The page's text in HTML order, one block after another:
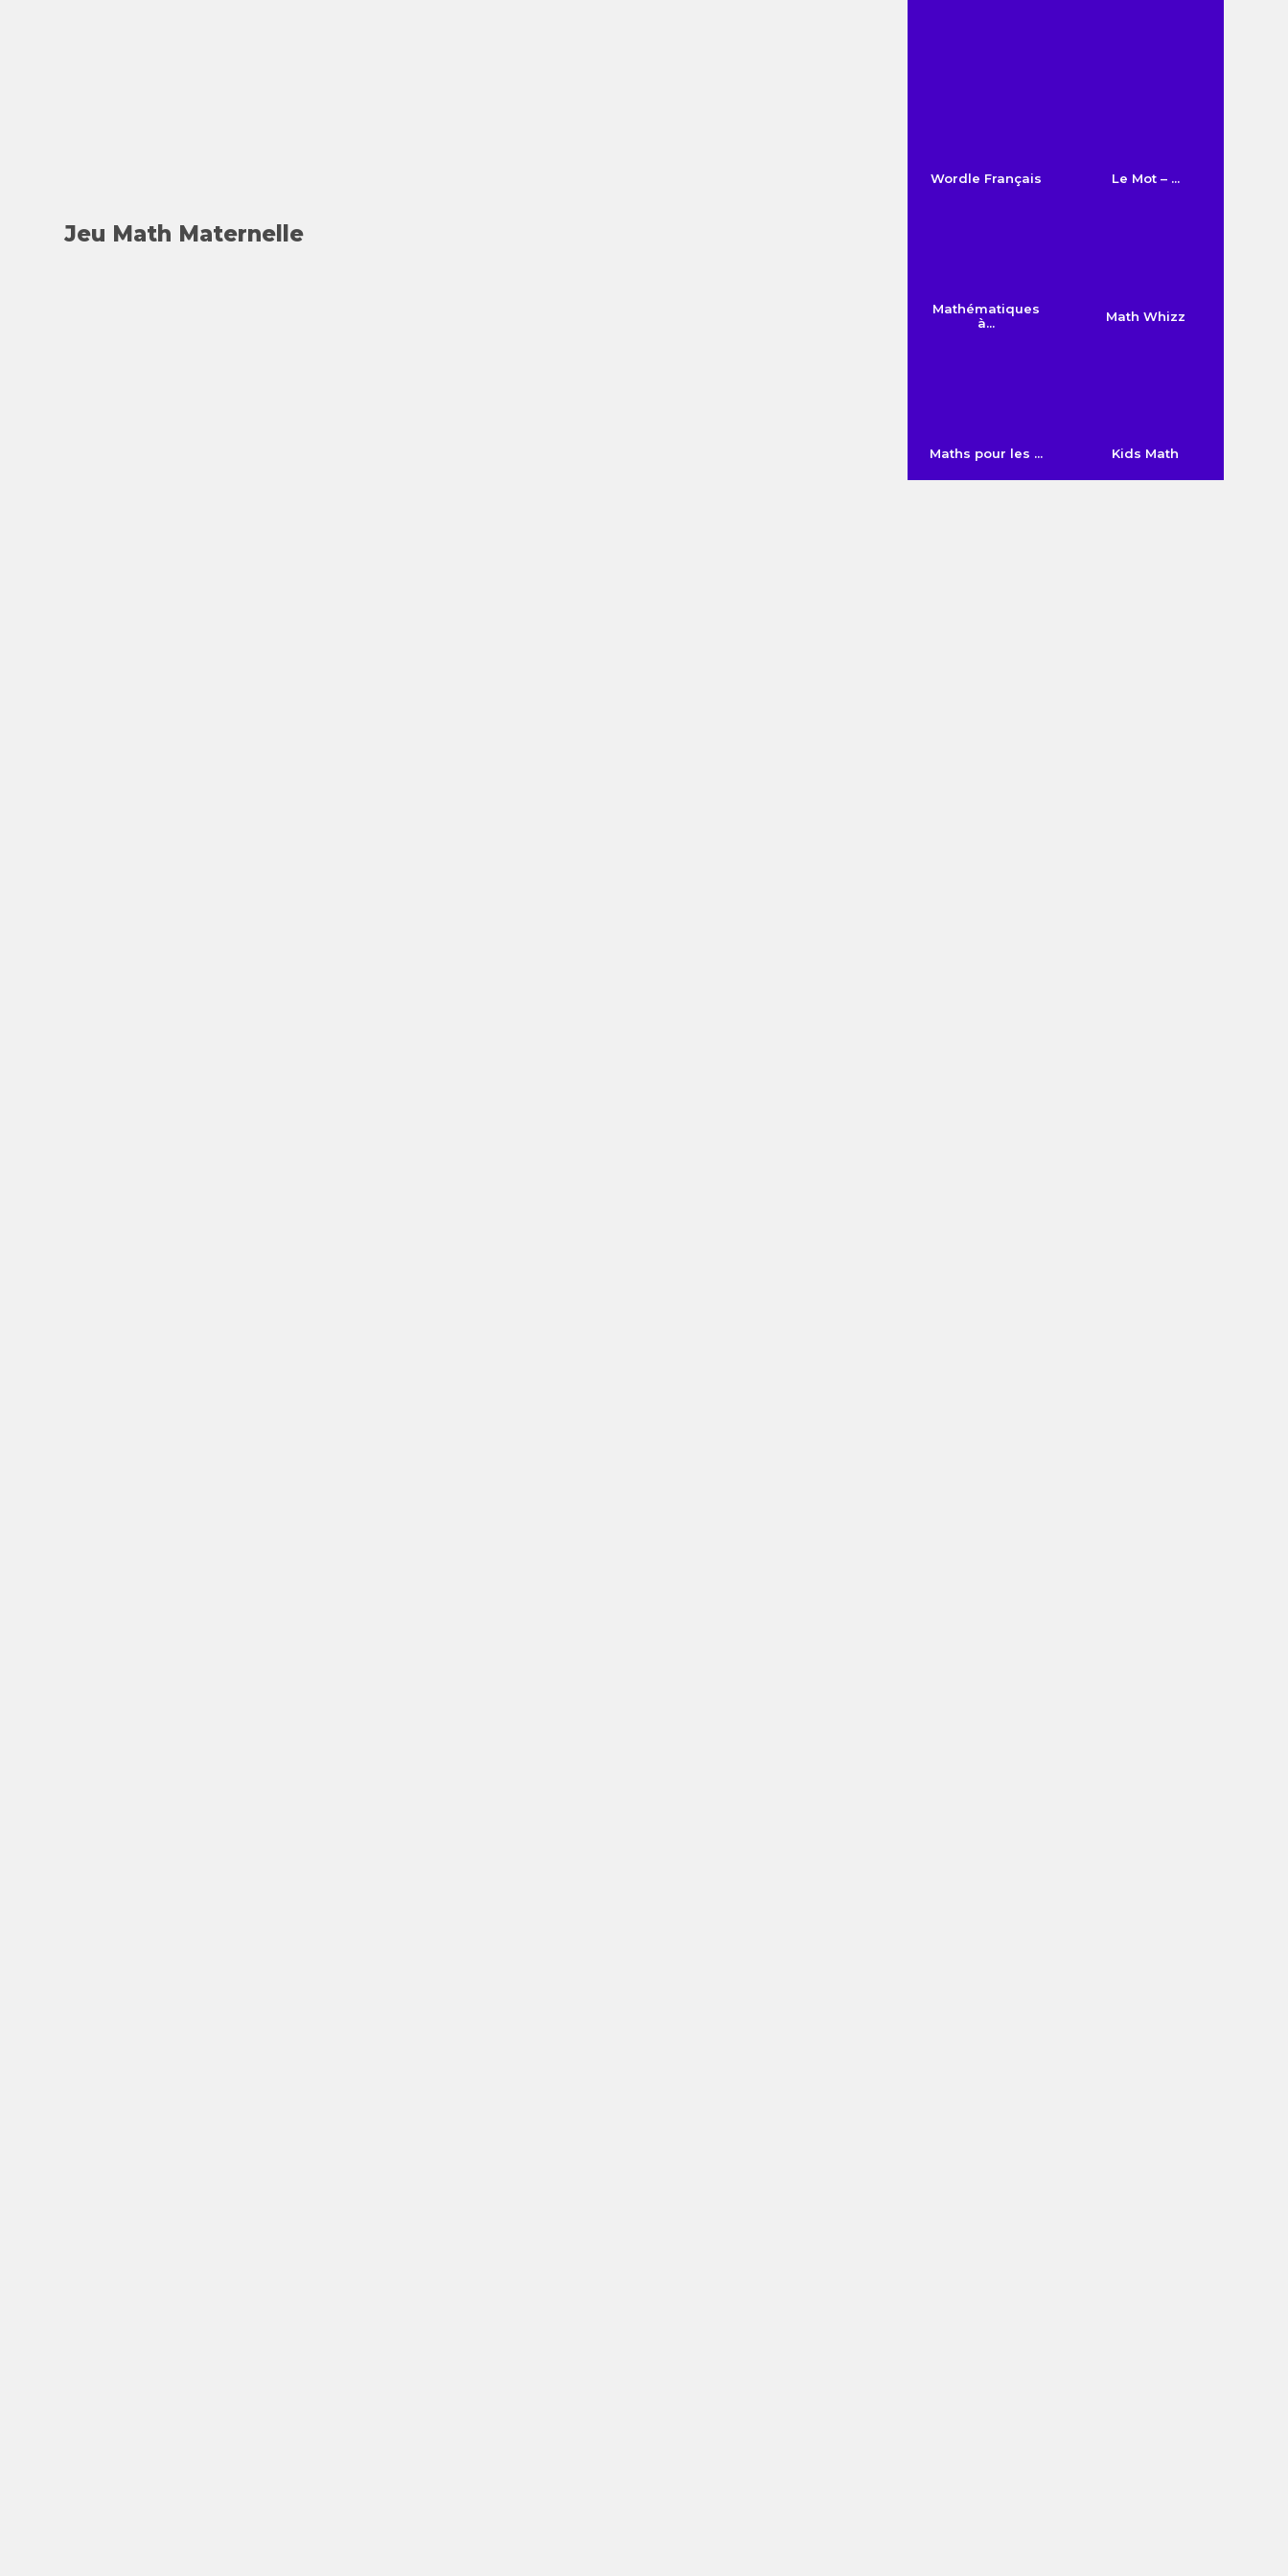
Jeu Math Maternelle
Wordle Français Le Mot – ...
Mathématiques
à...
Math Whizz
Maths pour les ... Kids Math